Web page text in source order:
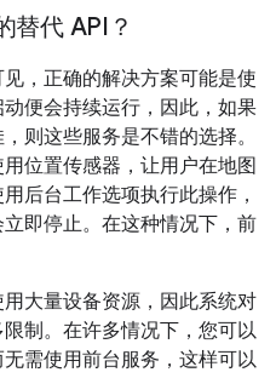
替代 API？
，正确的解决方案可能是使
便会持续运行，因此，如果
则这些服务是不错的选择。
位置传感器，让用户在地图
后台工作选项执行此操作，
即停止。在这种情况下，前
大量设备资源，因此系统对
制。在许多情况下，您可以
需使用前台服务，这样可以